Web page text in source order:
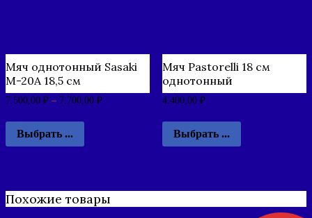
Мяч однотонный Sasaki
М-20А 18,5 см
7.500,00 ₽ – 7.700,00 ₽
Выбрать ...
Мяч Pastorelli 18 см
однотонный
4.400,00 ₽
Выбрать ...
Похожие товары